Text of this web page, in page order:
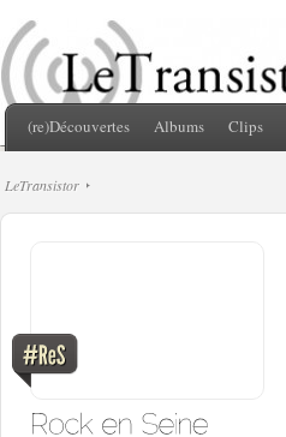
(re)Découvertes Albums Clips
LeTransistor